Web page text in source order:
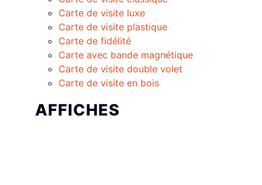
Carte de visite luxe
Carte de visite plastique
Carte de fidélité
Carte avec bande magnétique
Carte de visite double volet
Carte de visite en bois
AFFICHES